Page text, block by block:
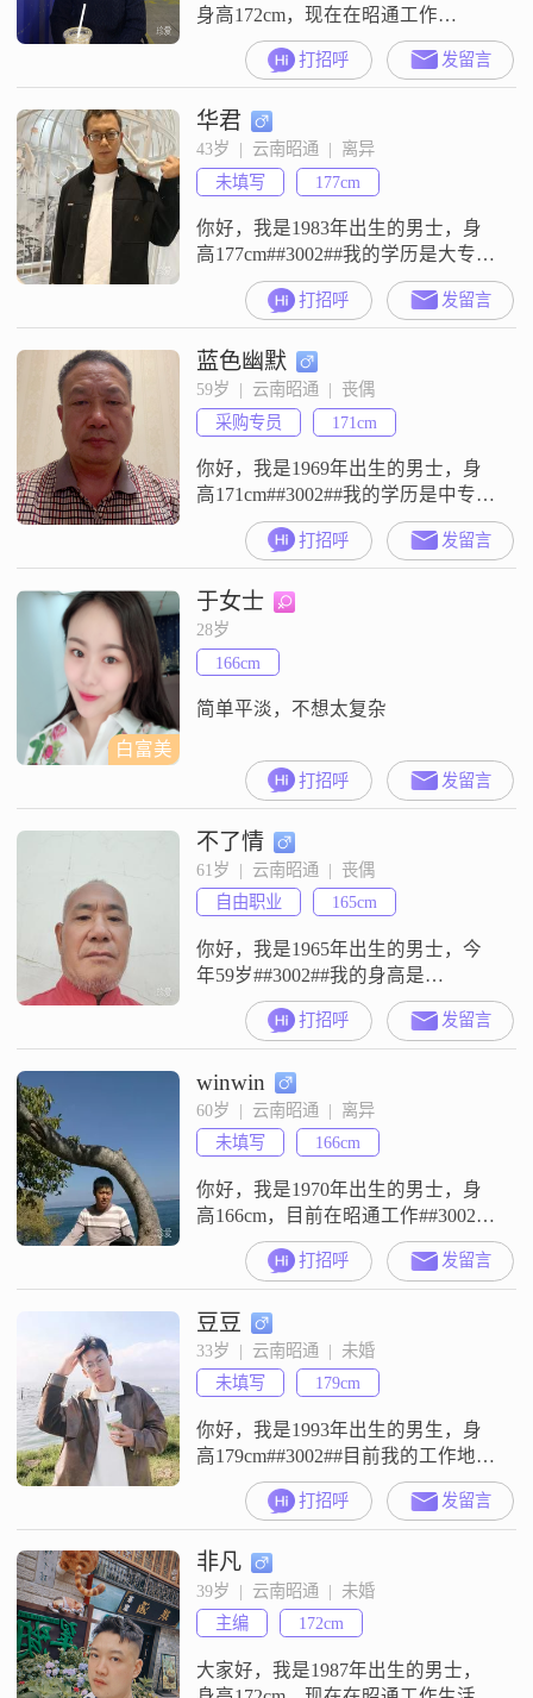
身高172cm，现在在昭通工作
##3002##我的学历是中专，目前的
月收入在3001到5000元这个区间
##3002##我这个人平时比较幽默风
趣，性格上属于乐观积极的类型，
遇到事情习惯往好的方向去想
##3002##在生活上，我是一个家庭
为重的人，我觉得家是很重要的依
靠，平时也会把家人放
打招呼 发留言
华君
43岁  |  云南昭通  |  离异
未填写
177cm
你好，我是1983年出生的男士，身
高177cm##3002##我的学历是大专，
目前的工作地在昭通，月收入在
12001到20000元之间##3002##关于
我的性格，我觉得自己是一个稳重
可靠的人，平时做事比较有责任感
##3002##同时我也挺幽默风趣的，
喜欢用轻松的方式去面对生活
##3002##对待感情，我一直坚持真
诚相
打招呼 发留言
蓝色幽默
59岁  |  云南昭通  |  丧偶
采购专员
171cm
你好，我是1969年出生的男士，身
高171cm##3002##我的学历是中专，
现在在昭通这边工作，每个月的收
入在8001元到12000元这个区间
##3002##平时大家对我评价比较多
的一点就是稳重可靠，我觉得这算
是一个比较中肯的评价##3002##在
生活安排上，我比较喜欢外出旅
行，也经常参与登山徒步这类活动
##3002
打招呼 发留言
白富美
于女士
28岁
166cm
简单平淡，不想太复杂
打招呼 发留言
不了情
61岁  |  云南昭通  |  丧偶
自由职业
165cm
你好，我是1965年出生的男士，今
年59岁##3002##我的身高是
165cm##3002##我的学历是大专
##3002##我现在的工作地在昭通
##3002##我的月收入在3000元以下
##3002##我的性格特征里，大家说
我稳重可靠，平时做事比较踏实
##3002##我也一直保持着乐观态，
面对生活里的各种事情，习惯往好
打招呼 发留言
winwin
60岁  |  云南昭通  |  离异
未填写
166cm
你好，我是1970年出生的男士，身
高166cm，目前在昭通工作##3002##
我的学历是高中及以下，月收入在
5001到8000元之间##3002##我是一
个随和易相处的人，平时很有耐
心，也比较包容##3002##生活上我
习惯勤俭节约，觉得踏实过日子比
较重要##3002##平时空闲的时候，
我喜欢听听音乐，也算是个音乐发
烧
打招呼 发留言
豆豆
33岁  |  云南昭通  |  未婚
未填写
179cm
你好，我是1993年出生的男生，身
高179cm##3002##目前我的工作地点
在昭通，月收入在5001到8000元这
个区间##3002##我的学历是大学本
科##3002##关于我的一些特点，身
边的人评价我是一个稳重可靠的人
##3002##在生活中，我比较注重平
衡工作与生活，不会只顾着埋头工
作，也会留出时间来打理自己的生
打招呼 发留言
非凡
39岁  |  云南昭通  |  未婚
主编
172cm
大家好，我是1987年出生的男士，